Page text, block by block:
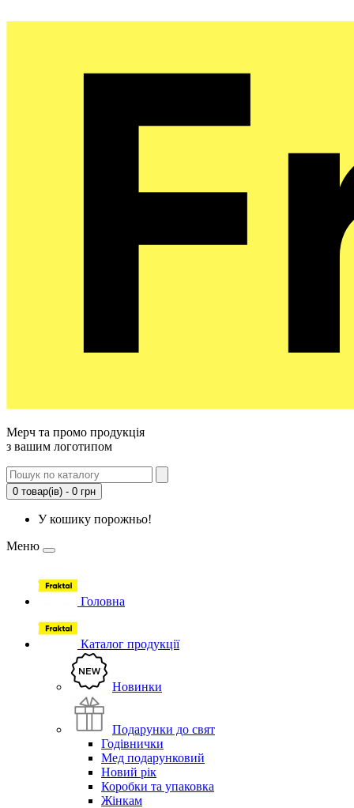
Мерч та промо продукція
з вашим логотипом
0 товар(ів) - 0 грн
У кошику порожньо!
Меню
Головна
Каталог продукції
Новинки
Подарунки до свят
Годівнички
Мед подарунковий
Новий рік
Коробки та упаковка
Жінкам